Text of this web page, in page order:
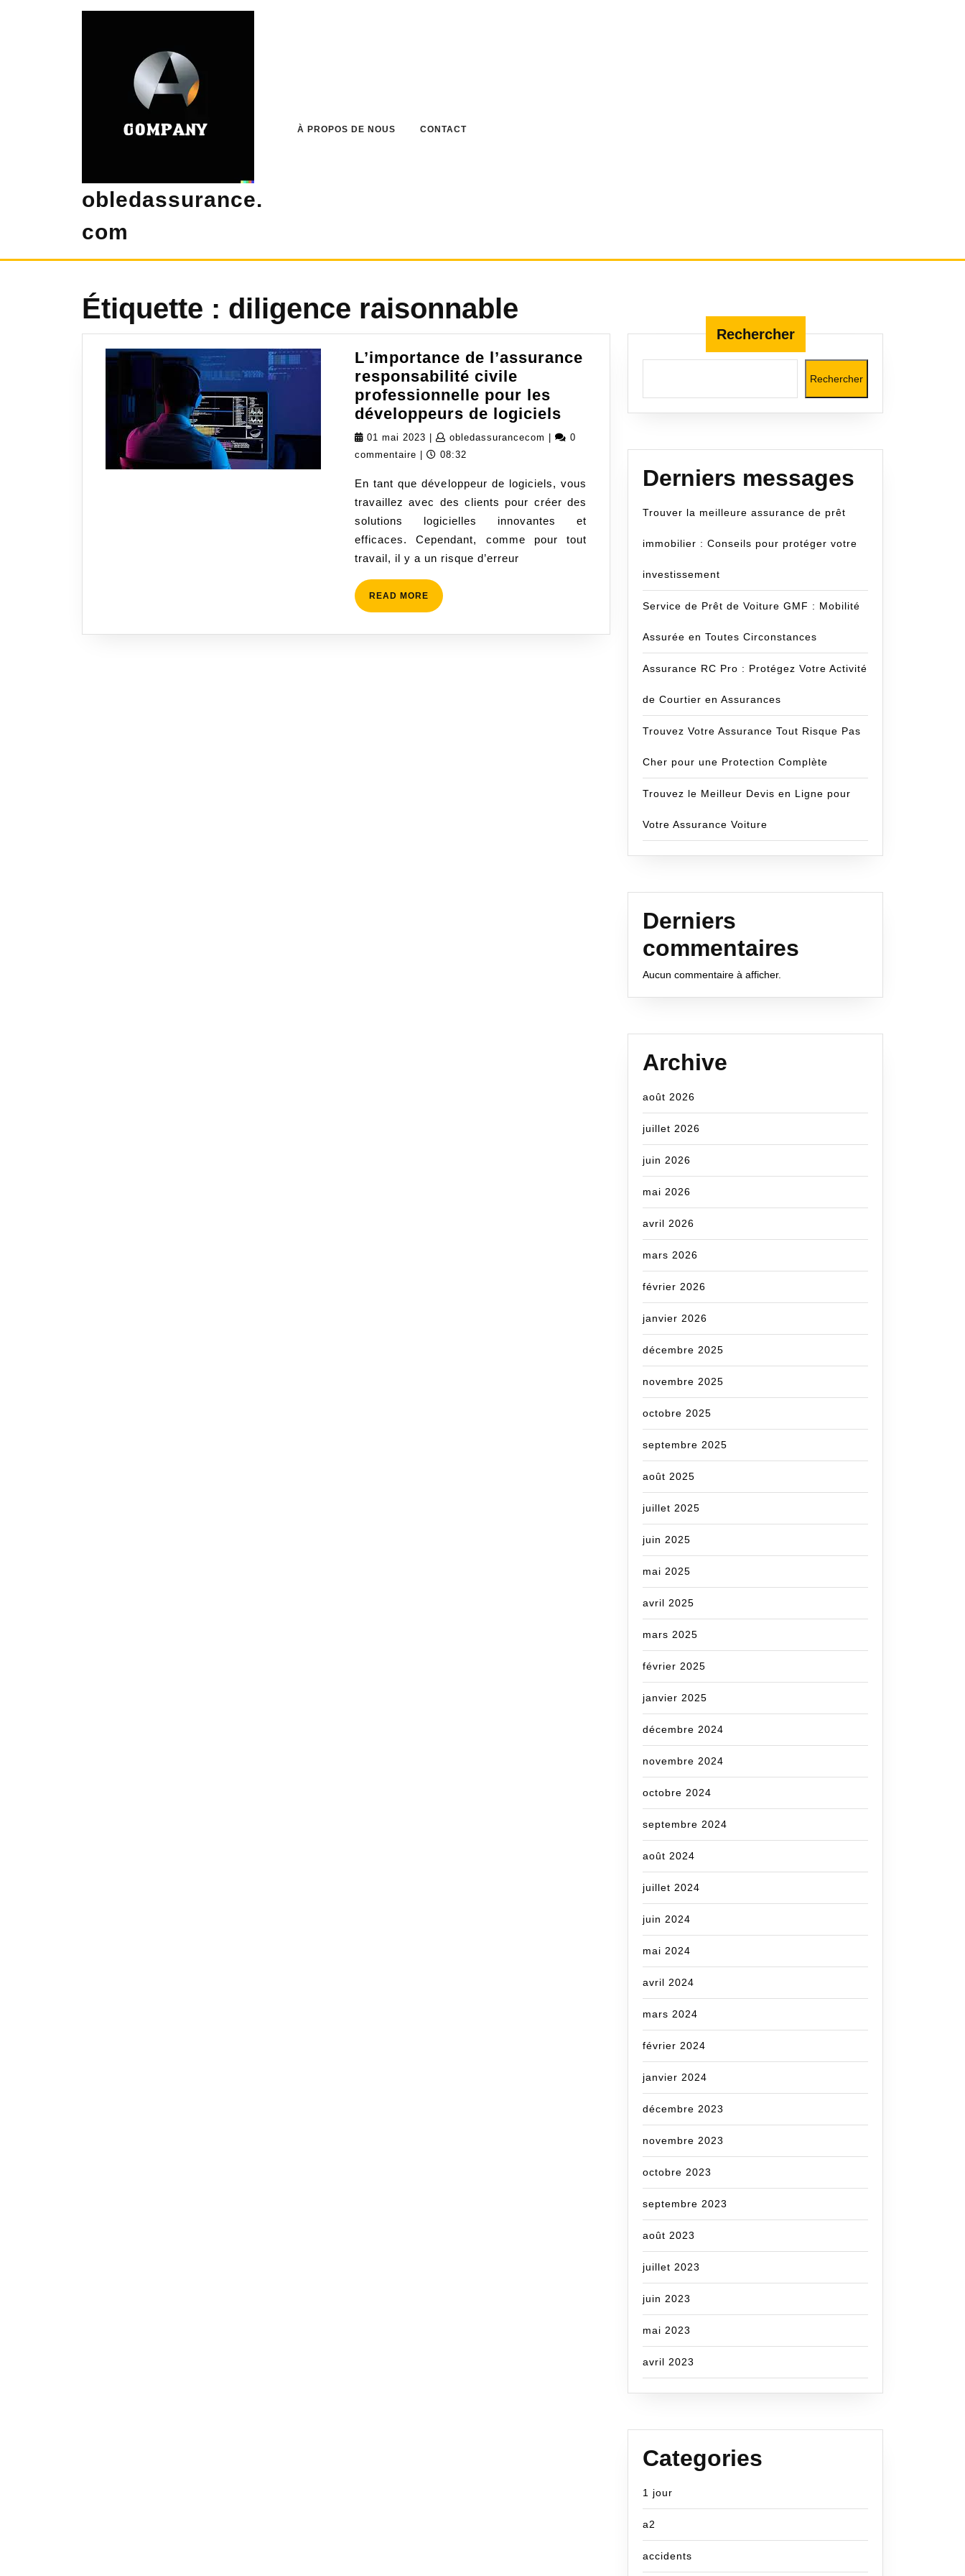
obledassurance.
com
À PROPOS DE NOUS CONTACT
Étiquette : diligence raisonnable
L’importance de l’assurance
responsabilité civile
professionnelle pour les
développeurs de logiciels L’importance
de
l’assurance
responsabilité
civile
professionnelle
pour
les
01 mai 2023 01
mai
obledassurancecom obledassurancecom
0
commentaire
08:32
En tant que développeur de logiciels, vous
travaillez avec des clients pour créer des
solutions logicielles innovantes et
efficaces. Cependant, comme pour tout
travail, il y a un risque d’erreur
READ MORE READ
MORE
Rechercher
Rechercher
Derniers messages
Trouver la meilleure assurance de prêt
immobilier : Conseils pour protéger votre
investissement
Service de Prêt de Voiture GMF : Mobilité
Assurée en Toutes Circonstances
Assurance RC Pro : Protégez Votre Activité
de Courtier en Assurances
Trouvez Votre Assurance Tout Risque Pas
Cher pour une Protection Complète
Trouvez le Meilleur Devis en Ligne pour
Votre Assurance Voiture
Derniers
commentaires
Aucun commentaire à afficher.
Archive
août 2026
juillet 2026
juin 2026
mai 2026
avril 2026
mars 2026
février 2026
janvier 2026
décembre 2025
novembre 2025
octobre 2025
septembre 2025
août 2025
juillet 2025
juin 2025
mai 2025
avril 2025
mars 2025
février 2025
janvier 2025
décembre 2024
novembre 2024
octobre 2024
septembre 2024
août 2024
juillet 2024
juin 2024
mai 2024
avril 2024
mars 2024
février 2024
janvier 2024
décembre 2023
novembre 2023
octobre 2023
septembre 2023
août 2023
juillet 2023
juin 2023
mai 2023
avril 2023
Categories
1 jour
a2
accidents